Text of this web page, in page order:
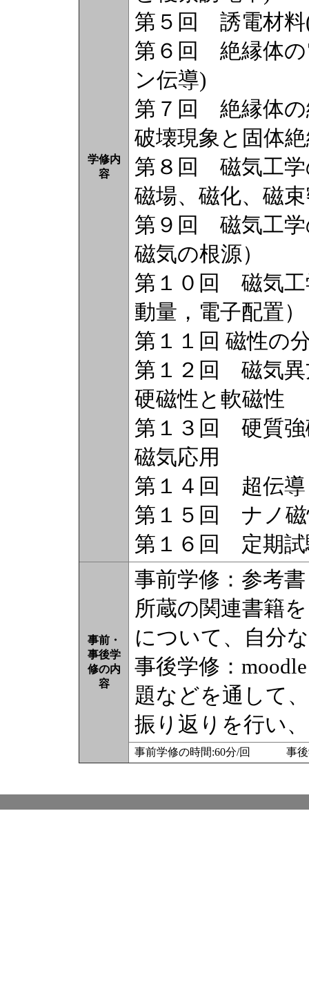
学修内
容
第５回 誘電材
第６回 絶縁体
ン伝導)
第７回 絶縁体
破壊現象と固体
第８回 磁気工学
磁場、磁化、磁
第９回 磁気工学
磁気の根源）
第１０回 磁気工
動量，電子配置）
第１１回 磁性の
第１２回 磁気異
硬磁性と軟磁性
第１３回 硬質強
磁気応用
第１４回 超伝導
第１５回 ナノ磁
第１６回 定期試
事前・
事後学
修の内
容
事前学修：参考
所蔵の関連書籍
について、自分
事後学修：
題などを通して
振り返りを行い
事前学修の時間:60分/回 事後